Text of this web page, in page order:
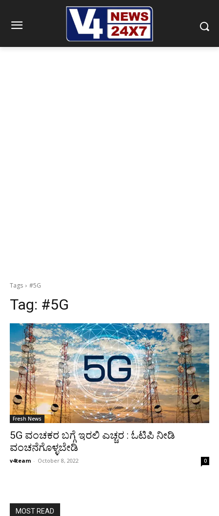
Tags #5G
Tag: #5G
Fresh News
5G ವಂಚಕರ ಬಗ್ಗೆ ಇರಲಿ ಎಚ್ಚರ : ಓಟಿಪಿ ನೀಡಿ
ವಂಚನೆಗೊಳ್ಳಬೇಡಿ
v4team - October 8, 2022 0
MOST READ